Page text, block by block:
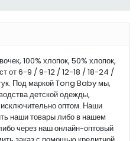
100% хлопок, 50% хлопок,
от 6-9 / 9-12 / 12-18 / 18-24 /
Под маркой Tong Baby мы,
детской одежды,
оптом. Наши
наши товары либо в нашем
через наш онлайн-оптовый